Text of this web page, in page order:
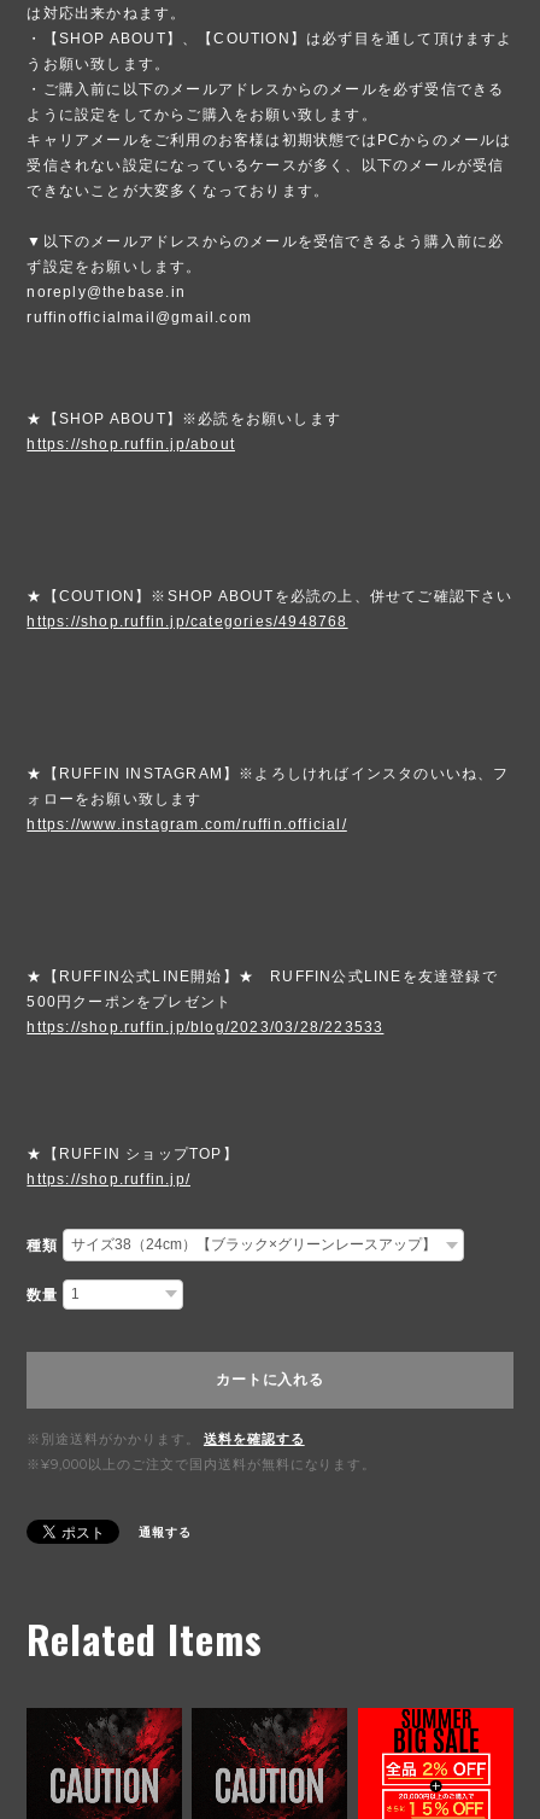
は対応出来かねます。
・【SHOP ABOUT】、【COUTION】は必ず目を通して頂けますよ
うお願い致します。
・ご購入前に以下のメールアドレスからのメールを必ず受信できる
ように設定をしてからご購入をお願い致します。
キャリアメールをご利用のお客様は初期状態ではPCからのメールは
受信されない設定になっているケースが多く、以下のメールが受信
できないことが大変多くなっております。
▼以下のメールアドレスからのメールを受信できるよう購入前に必
ず設定をお願いします。
noreply@thebase.in
ruffinofficialmail@gmail.com
★【SHOP ABOUT】※必読をお願いします
https://shop.ruffin.jp/about
★【COUTION】※SHOP ABOUTを必読の上、併せてご確認下さい
https://shop.ruffin.jp/categories/4948768
★【RUFFIN INSTAGRAM】※よろしければインスタのいいね、フ
ォローをお願い致します
https://www.instagram.com/ruffin.official/
★【RUFFIN公式LINE開始】★ RUFFIN公式LINEを友達登録で
500円クーポンをプレゼント
https://shop.ruffin.jp/blog/2023/03/28/223533
★【RUFFIN ショップTOP】
https://shop.ruffin.jp/
種類
数量
カートに入れる
※別途送料がかかります。
送料を確認する
※¥9,000以上のご注文で国内送料が無料になります。
通報する
Related Items